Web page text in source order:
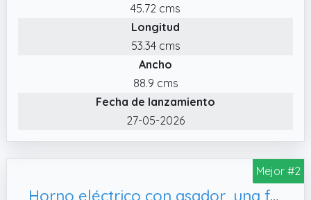
45.72 cms
Longitud
53.34 cms
Ancho
88.9 cms
Fecha de lanzamiento
27-05-2026
Mejor #2
Horno eléctrico con asador, una forma de disfrutar de deliciosos platos y pasteles caseros